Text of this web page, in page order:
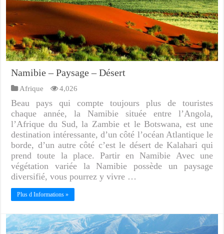
Namibie – Paysage – Désert
Afrique 4,026
Beau pays qui compte toujours plus de touristes
chaque année, la Namibie située entre l’Angola,
l’Afrique du Sud, la Zambie et le Botswana, est une
destination intéressante, d’un côté l’océan Atlantique le
borde, d’un autre côté c’est le désert de Kalahari qui
prend toute la place. Partir en Namibie Avec une
végétation variée la Namibie possède un paysage
diversifié, vous pourrez y vivre …
Plus d Informations »